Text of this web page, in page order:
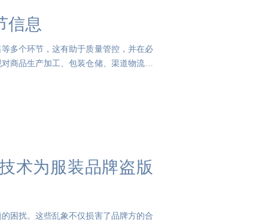
信息
多个环节，这有助于质量管控，并在必
商品生产加工、包装仓储、渠道物流、
术为服装品牌盗版
困扰。这些乱象不仅损害了品牌方的合